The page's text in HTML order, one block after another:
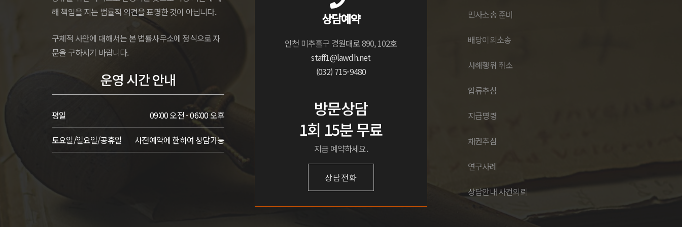
해 책임을 지는 법률적 의견을 표명한 것이 아닙니다.
구체적 사안에 대해서는 본 법률사무소에 정식으로 자
문을 구하시기 바랍니다.
운영 시간 안내
평일 09:00 오전 - 06:00 오후
토요일/일요일/공휴일 사전예약에 한하여 상담가능
상담예약
인천 미추홀구 경원대로 890, 102호
staff1@lawdh.net
(032) 715-9480
방문상담
1회 15분 무료
지금 예약하세요.
상담전화
민사소송 준비
배당이의소송
사해행위 취소
압류추심
지급명령
채권추심
연구사례
상담안내 사건의뢰